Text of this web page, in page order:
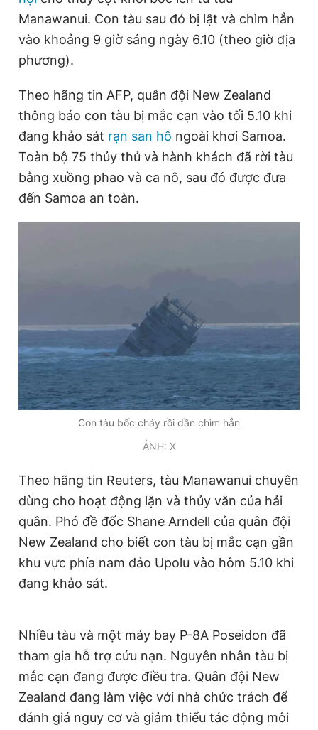
Theo dõi báo trên
0906 645 777 0908 780 404
Đặt báo Quảng cáo RSS Tòa soạn Chính sách bảo
Tổng biên tập: Nguyễn Ngọc Toàn
Phó tổng biên tập thường trực: Hải Thành
Phó tổng biên tập: Lâm Hiếu Dũng
Phó tổng biên tập: Trần Việt Hưng
Manawanui. Con tàu sau đó bị lật và chìm hẳn
vào khoảng 9 giờ sáng ngày 6.10 (theo giờ địa
phương).
Theo hãng tin AFP, quân đội New Zealand
thông báo con tàu bị mắc cạn vào tối 5.10 khi
đang khảo sát rạn san hô ngoài khơi Samoa.
Toàn bộ 75 thủy thủ và hành khách đã rời tàu
bằng xuồng phao và ca nô, sau đó được đưa
đến Samoa an toàn.
Con tàu bốc cháy rồi dần chìm hẳn
ẢNH: X
Theo hãng tin Reuters, tàu Manawanui chuyên
dùng cho hoạt động lặn và thủy văn của hải
quân. Phó đề đốc Shane Arndell của quân đội
New Zealand cho biết con tàu bị mắc cạn gần
khu vực phía nam đảo Upolu vào hôm 5.10 khi
đang khảo sát.
Nhiều tàu và một máy bay P-8A Poseidon đã
tham gia hỗ trợ cứu nạn. Nguyên nhân tàu bị
mắc cạn đang được điều tra. Quân đội New
Zealand đang làm việc với nhà chức trách để
đánh giá nguy cơ và giảm thiểu tác động môi